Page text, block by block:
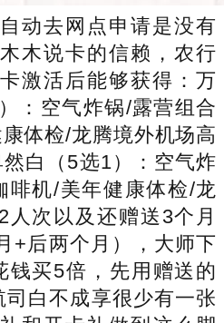
动去网点申请是没有
木说卡的信赖，农行
激活后能够获得：万
：空气炸锅/露营组合
体检/龙腾境外机场高
白（5选1）：空气炸
啡机/美年健康体检/龙
人次以及还赠送3个月
+后两个月），大师下
钱买5倍，先用赠送的
白不成享很少有一张